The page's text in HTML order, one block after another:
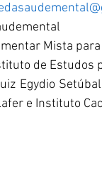
Mista
de Estudos
Egydio
e Instituto